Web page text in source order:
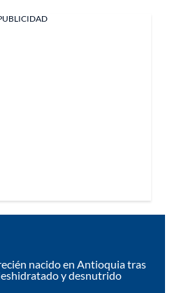
nacido en Antioquia tras
y desnutrido